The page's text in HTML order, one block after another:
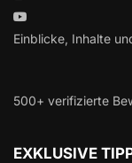
Einblicke, Inhalte
500+ verifizierte
EXKLUSIVE